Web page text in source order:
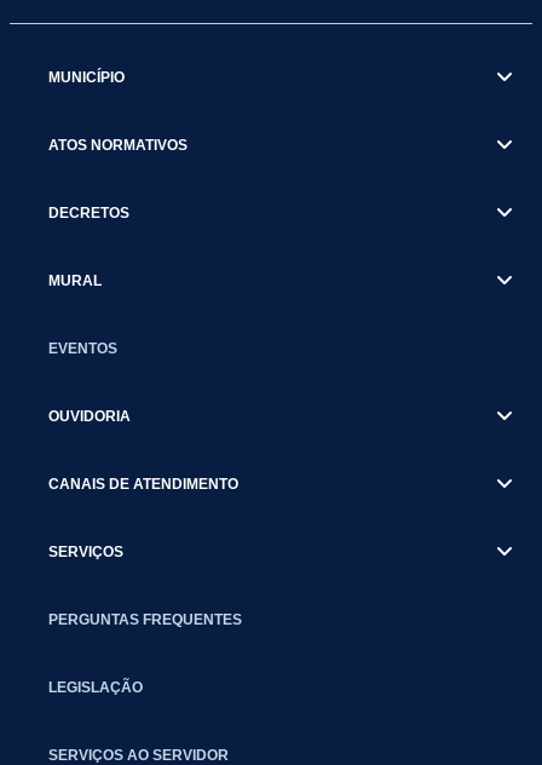
MUNICÍPIO
ATOS NORMATIVOS
DECRETOS
MURAL
EVENTOS
OUVIDORIA
CANAIS DE ATENDIMENTO
SERVIÇOS
PERGUNTAS FREQUENTES
LEGISLAÇÃO
SERVIÇOS AO SERVIDOR